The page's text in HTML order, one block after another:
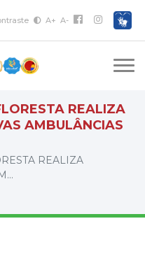
A+ A-
REALIZA
AMBULÂNCIAS
REALIZA